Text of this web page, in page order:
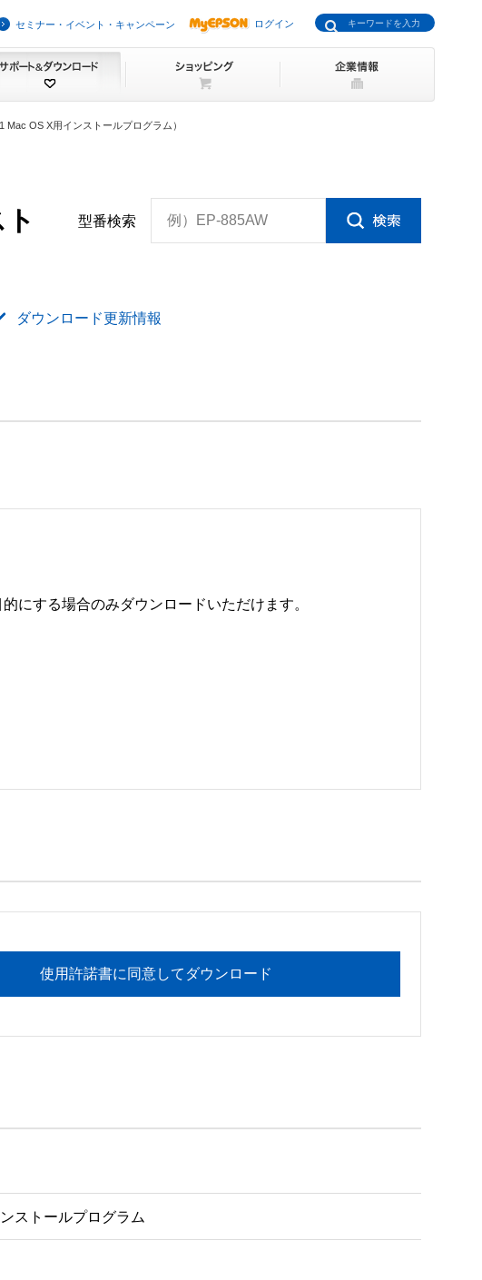
セミナー・イベント・キャンペーン ログイン
Mac OS X用インストールプログラム）
型番検索 例）EP-885AW
ダウンロード更新情報
にする場合のみダウンロードいただけます。
使用許諾書に同意してダウンロード
ストールプログラム